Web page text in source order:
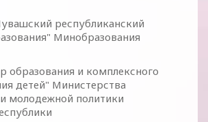
республиканский
Минобразования
образования и комплексного
детей" Министерства
молодежной политики